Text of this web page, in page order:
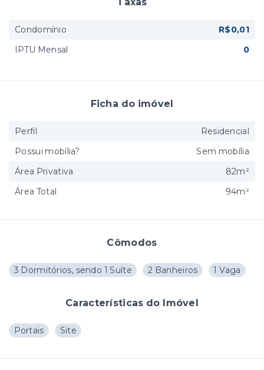
Cômodos
3 Dormitórios, sendo 1 Suíte 2 Banheiros 1 Vaga
Características do Imóvel
Portais Site
Condomínio
R$0,01
IPTU Mensal
0
Ficha do imóvel
Perfil
Residencial
Possui mobília?
Sem mobília
Área Privativa
82m²
Área Total
94m²